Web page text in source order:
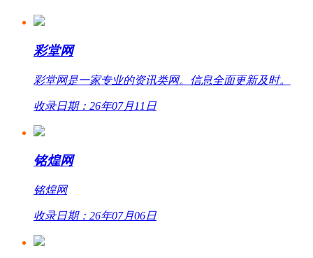
彩堂网
彩堂网是一家专业的资讯类网。信息全面更新及时。
收录日期：26年07月11日
铭煌网
铭煌网
收录日期：26年07月06日